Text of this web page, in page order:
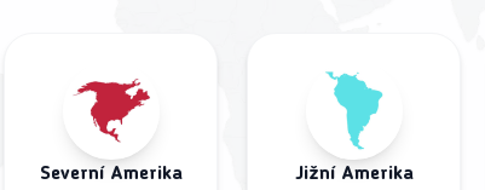
Severní Amerika Jižní Amerika